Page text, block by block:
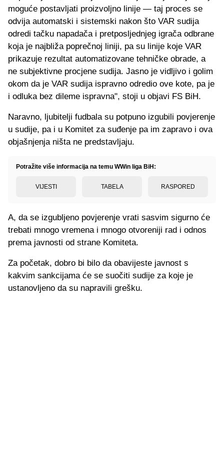
moguće postavljati proizvoljno linije — taj proces se
odvija automatski i sistemski nakon što VAR sudija
odredi tačku napadača i pretposljednjeg igrača odbrane
koja je najbliža poprečnoj liniji, pa su linije koje VAR
prikazuje rezultat automatizovane tehničke obrade, a
ne subjektivne procjene sudija. Jasno je vidljivo i golim
okom da je VAR sudija ispravno odredio ove kote, pa je
i odluka bez dileme ispravna", stoji u objavi FS BiH.
Naravno, ljubitelji fudbala su potpuno izgubili povjerenje
u sudije, pa i u Komitet za suđenje pa im zapravo i ova
objašnjenja ništa ne predstavljaju.
Potražite više informacija na temu WWin liga BiH:
VIJESTI TABELA RASPORED
A, da se izgubljeno povjerenje vrati sasvim sigurno će
trebati mnogo vremena i mnogo otvoreniji rad i odnos
prema javnosti od strane Komiteta.
Za početak, dobro bi bilo da obavijeste javnost s
kakvim sankcijama će se suočiti sudije za koje je
ustanovljeno da su napravili grešku.